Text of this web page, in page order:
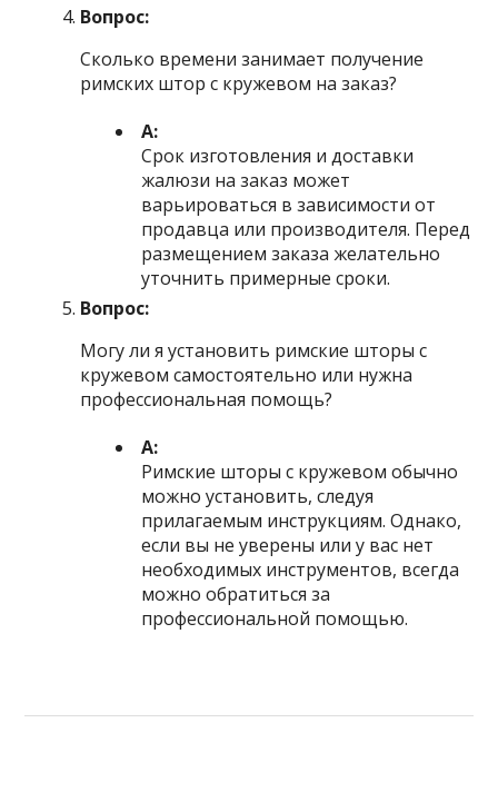
Вопрос:
Сколько времени занимает получение
римских штор с кружевом на заказ?
А:
Срок изготовления и доставки
жалюзи на заказ может
варьироваться в зависимости от
продавца или производителя. Перед
размещением заказа желательно
уточнить примерные сроки.
Вопрос:
Могу ли я установить римские шторы с
кружевом самостоятельно или нужна
профессиональная помощь?
А:
Римские шторы с кружевом обычно
можно установить, следуя
прилагаемым инструкциям. Однако,
если вы не уверены или у вас нет
необходимых инструментов, всегда
можно обратиться за
профессиональной помощью.